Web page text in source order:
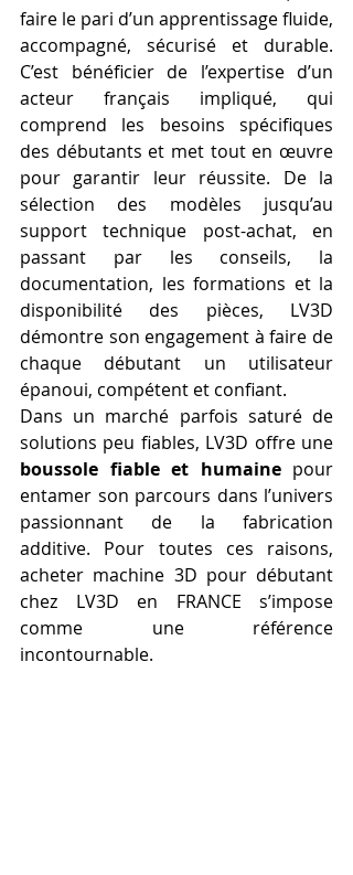
faire le pari d’un apprentissage fluide,
accompagné, sécurisé et durable.
C’est bénéficier de l’expertise d’un
acteur français impliqué, qui
comprend les besoins spécifiques
des débutants et met tout en œuvre
pour garantir leur réussite. De la
sélection des modèles jusqu’au
support technique post-achat, en
passant par les conseils, la
documentation, les formations et la
disponibilité des pièces, LV3D
démontre son engagement à faire de
chaque débutant un utilisateur
épanoui, compétent et confiant.
Dans un marché parfois saturé de
boussole fiable et humaine pour
entamer son parcours dans l’univers
passionnant de la fabrication
additive. Pour toutes ces raisons,
acheter machine 3D pour débutant
chez LV3D en FRANCE s’impose
comme une référence
incontournable.